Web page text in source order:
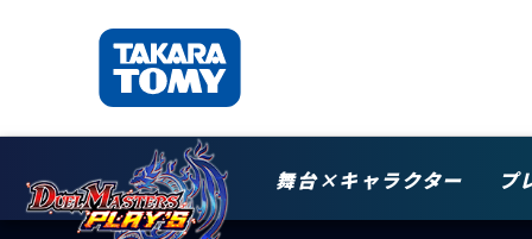
舞台×キャラクター プ